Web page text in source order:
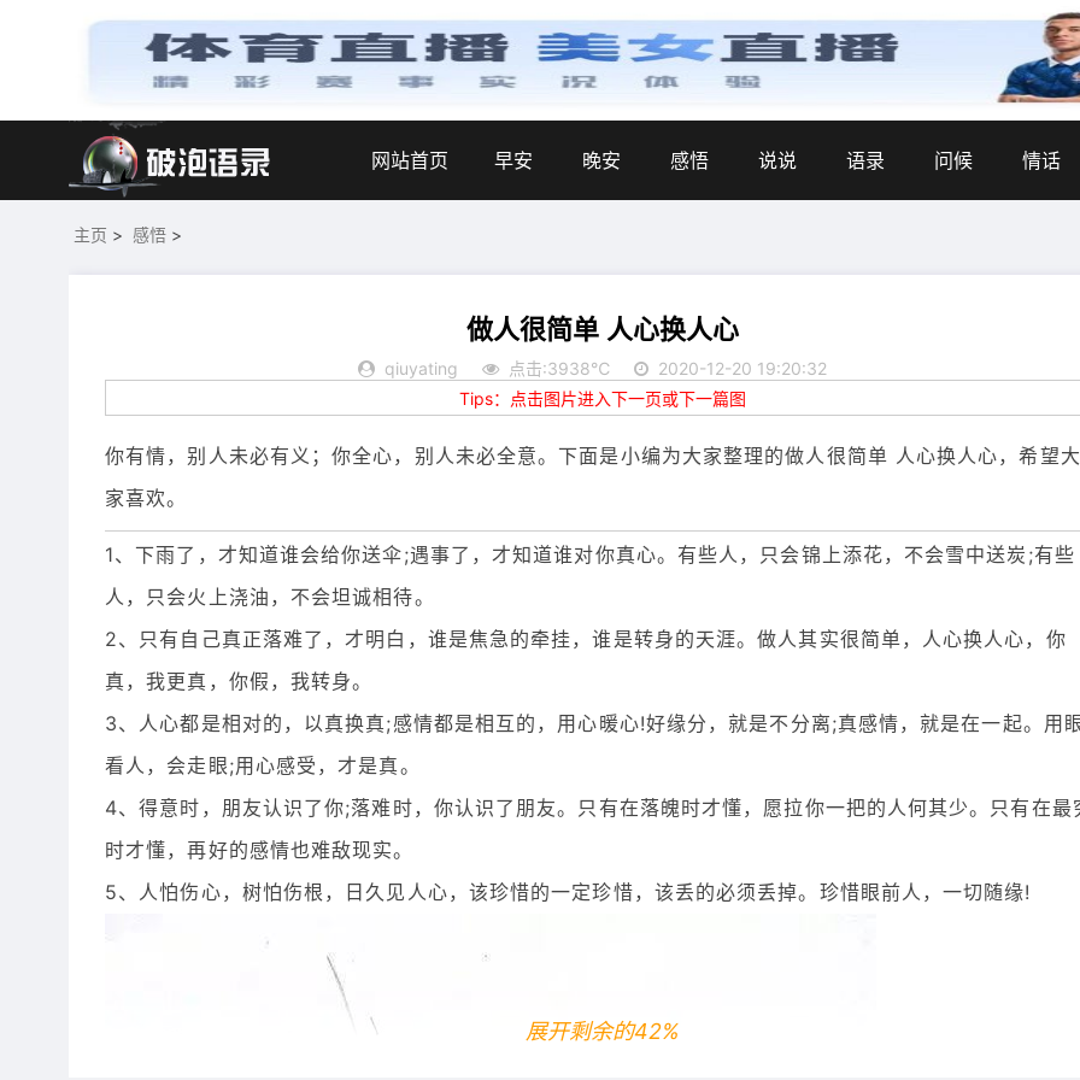
网站首页 早安 晚安 感悟 说说 语录 问候 情话
主页 > 感悟 >
做人很简单 人心换人心
qiuyating 点击:3938℃
2020-12-20 19:20:32
Tips：点击图片进入下一页或下一篇图
你有情，别人未必有义；你全心，别人未必全意。下面是小编为大家整理的做人很简单 人心换人心，希望大
家喜欢。
1、下雨了，才知道谁会给你送伞;遇事了，才知道谁对你真心。有些人，只会锦上添花，不会雪中送炭;有些
人，只会火上浇油，不会坦诚相待。
2、只有自己真正落难了，才明白，谁是焦急的牵挂，谁是转身的天涯。做人其实很简单，人心换人心，你
真，我更真，你假，我转身。
3、人心都是相对的，以真换真;感情都是相互的，用心暖心!好缘分，就是不分离;真感情，就是在一起。用
看人，会走眼;用心感受，才是真。
4、得意时，朋友认识了你;落难时，你认识了朋友。只有在落魄时才懂，愿拉你一把的人何其少。只有在最
时才懂，再好的感情也难敌现实。
5、人怕伤心，树怕伤根，日久见人心，该珍惜的一定珍惜，该丢的必须丢掉。珍惜眼前人，一切随缘!
展开剩余的42%